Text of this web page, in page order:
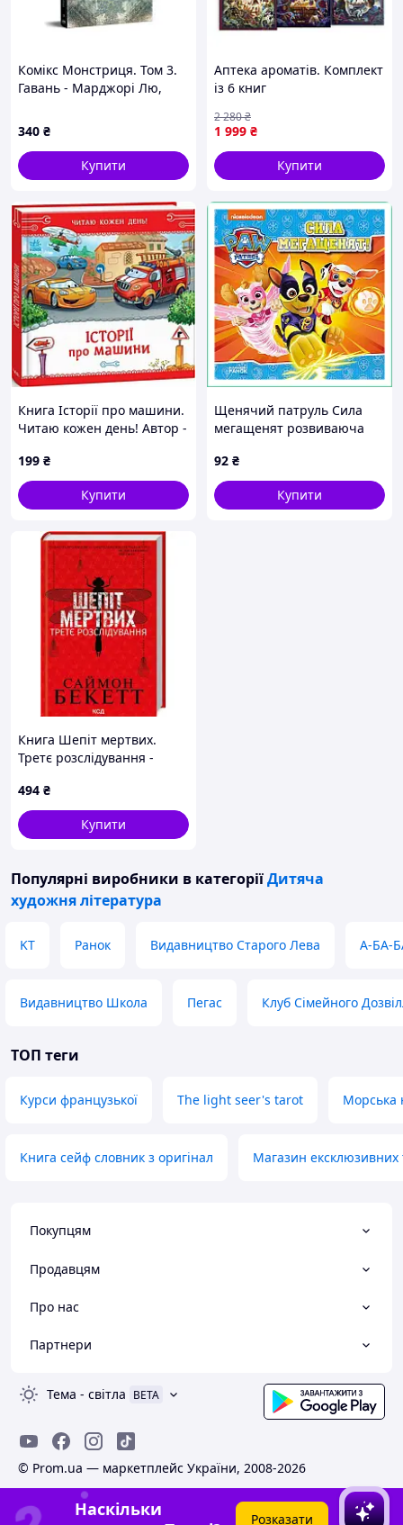
Комікс Монстриця. Том 3.
Гавань - Марджорі Лю,
РМ (9786178426125)
340 ₴
Купити
Аптека ароматів. Комплект
із 6 книг
1 999 ₴
2 280₴
Купити
Книга Історії про машини.
Читаю кожен день! Автор -
199 ₴
Купити
Щенячий патруль Сила
мегащенят розвиваюча
обкладинці історії для
подарунка
92 ₴
Купити
Книга Шепіт мертвих.
Третє розслідування -
(9786171504981)
494 ₴
Купити
Популярні виробники в категоріїДитяча
художня література
KT Ранок Видавництво Старого Лева А-БА-
Видавництво Школа Пегас Клуб Сімейного
ТОП теги
Курси французької The light seer's tarot Морська
Книга сейф словник з оригінал Магазин ексклюзивних
Покупцям
Продавцям
Про нас
Партнери
Тема - світла BETA
© Prom.ua — маркетплейс України, 2008-2026
Наскільки
Розказати